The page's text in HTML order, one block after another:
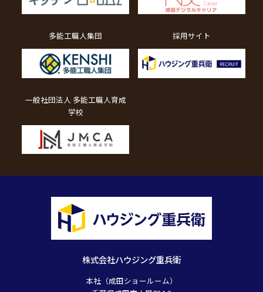
株式会社ハウジング重兵衛
本社（成田ショールーム）
多能工職人集団 採用サイト
一般社団法人 多能工職人育成
学校